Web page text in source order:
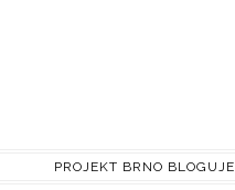
PROJEKT BRNO BLOGUJE